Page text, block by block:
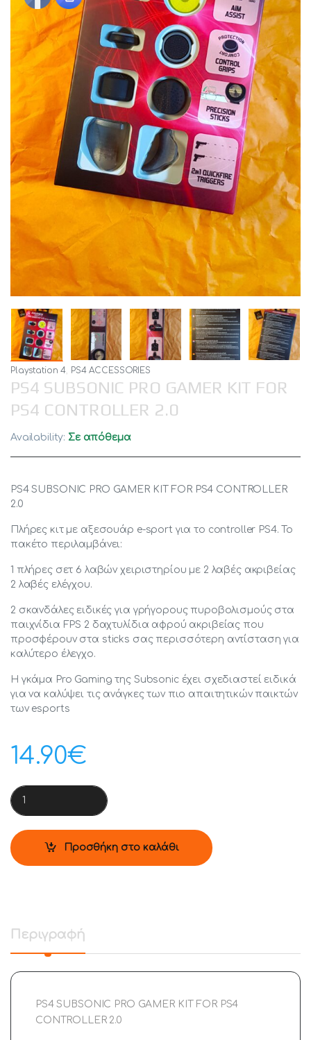
Playstation 4 PS4 ACCESSORIES
PS4 SUBSONIC PRO GAMER KIT FOR
PS4 CONTROLLER 2.0
Availability: Σε απόθεμα
PS4 SUBSONIC PRO GAMER KIT FOR PS4 CONTROLLER
2.0
Πλήρες κιτ με αξεσουάρ e-sport για το controller PS4. Το
πακέτο περιλαμβάνει:
1 πλήρες σετ 6 λαβών χειριστηρίου με 2 λαβές ακριβείας
2 λαβές ελέγχου.
2 σκανδάλες ειδικές για γρήγορους πυροβολισμούς στα
παιχνίδια FPS 2 δαχτυλίδια αφρού ακριβείας που
προσφέρουν στα sticks σας περισσότερη αντίσταση για
καλύτερο έλεγχο.
Η γκάμα Pro Gaming της Subsonic έχει σχεδιαστεί ειδικά
για να καλύψει τις ανάγκες των πιο απαιτητικών παικτών
των esports
14.90€
PS4 SUBSONIC PRO GAMER KIT FOR PS4 CONTROLLER 2.0
Προσθήκη στο καλάθι
Περιγραφή
PS4 SUBSONIC PRO GAMER KIT FOR PS4
CONTROLLER 2.0